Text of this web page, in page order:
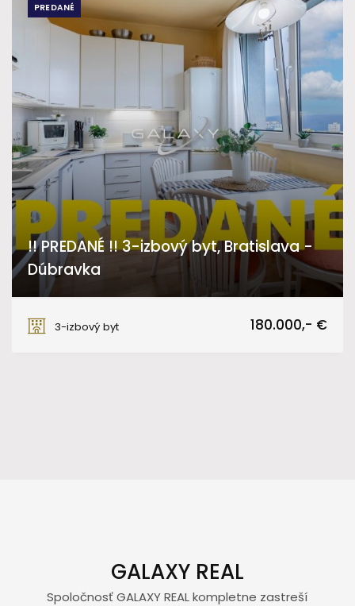
PREDANÉ
!! PREDANÉ !! 3-izbový byt, Bratislava -
Dúbravka
3-izbový byt
180.000,- €
GALAXY REAL
Spoločnosť GALAXY REAL kompletne zastreší